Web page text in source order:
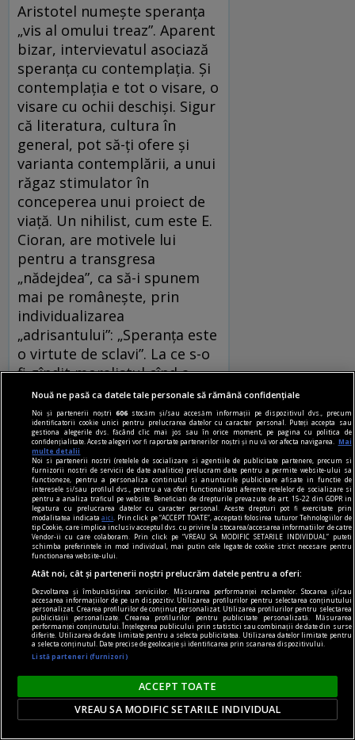
Aristotel numește speranța
„vis al omului treaz”. Aparent
bizar, intervievatul asociază
speranța cu contemplația. Și
contemplația e tot o visare, o
visare cu ochii deschiși. Sigur
că literatura, cultura în
general, pot să-ți ofere și
varianta contemplării, a unui
răgaz stimulator în
conceperea unui proiect de
viață. Un nihilist, cum este E.
Cioran, are motivele lui
pentru a transgresa
„nădejdea”, ca să-i spunem
mai pe românește, prin
individualizarea
„adrisantului”: „Speranța este
o virtute de sclavi”. La ce s-o
fi gîndit moralistul cînd a
făcut această afirmație?
Numai el știe.
„Nu știu cît Paradis miroase
Speranța și dacă ea moare
ultima”, mă tem că ne
supraviețuiește. Cîte vieți
curmate înaintea împlinirilor,
a iluziilor deșarte, nu au
așteptat zadarnic izbînda?
Nu ne îndoim de faptul că
„deseori, speranța e un drog,
un anestezic”, dar o minimă
luciditate ne-ar proteja, ne-ar
opri din inconștienta otrăvire
a ființei. La limită, speranța,
devenită obsesie, te poate
arunca și pe un pat de spital.
Nouă ne pasă ca datele tale personale să rămână confidențiale
Noi și partenerii noștri606 stocăm și/sau accesăm informații pe dispozitivul dvs., precum
identificatorii cookie unici pentru prelucrarea datelor cu caracter personal. Puteți accepta sau
gestiona alegerile dvs. făcând clic mai jos sau în orice moment, pe pagina cu politica de
confidențialitate. Aceste alegeri vor fi raportate partenerilor noștri și nu vă vor afecta navigarea.
Mai
multe detalii
Noi si partenerii nostri (retelele de socializare si agentiile de publicitate partenere, precum si
furnizorii nostri de servicii de date analitice) prelucram date pentru a permite website-ului sa
functioneze, pentru a personaliza continutul si anunturile publicitare afisate in functie de
interesele si/sau profilul dvs., pentru a va oferi functionalitati aferente retelelor de socializare si
pentru a analiza traficul pe website. Beneficiati de drepturile prevazute de art. 15-22 din GDPR in
legatura cu prelucrarea datelor cu caracter personal. Aceste drepturi pot fi exercitate prin
modalitatea indicataaici
. Prin click pe “ACCEPT TOATE”, acceptati folosirea tuturor Tehnologiilor de
tip Cookie, care implica inclusiv acceptul dvs. cu privire la stocarea/accesarea informatiilor de catre
Vendor-ii cu care colaboram. Prin click pe “VREAU SA MODIFIC SETARILE INDIVIDUAL” puteti
schimba preferintele in mod individual, mai putin cele legate de cookie strict necesare pentru
functionarea website-ului.
Atât noi, cât și partenerii noștri prelucrăm datele pentru a oferi:
Dezvoltarea și îmbunătățirea serviciilor. Măsurarea performanței reclamelor. Stocarea și/sau
accesarea informațiilor de pe un dispozitiv. Utilizarea profilurilor pentru selectarea conținutului
personalizat. Crearea profilurilor de conținut personalizat. Utilizarea profilurilor pentru selectarea
publicității personalizate. Crearea profilurilor pentru publicitate personalizată. Măsurarea
performanței conținutului. Înțelegerea publicului prin statistici sau combinații de date din surse
diferite. Utilizarea de date limitate pentru a selecta publicitatea. Utilizarea datelor limitate pentru
a selecta conținutul. Date precise de geolocație și identificarea prin scanarea dispozitivului.
Listă parteneri (furnizori)
ACCEPT TOATE
VREAU SA MODIFIC SETARILE INDIVIDUAL